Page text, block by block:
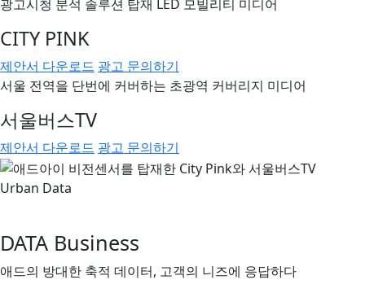
광고시청 분석 솔루션 탑재 LED 모빌리티 미디어
CITY PINK
제안서 다운로드 광고 문의하기
서울 전역을 단번에 커버하는 초광역 커버리지 미디어
서울버스TV
제안서 다운로드 광고 문의하기
Urban Data
DATA Business
애드의 방대한 축적 데이터, 고객의 니즈에 응답하다